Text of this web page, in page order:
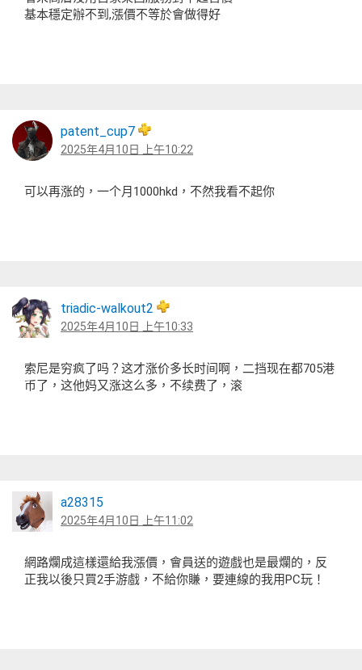
基本穩定辦不到,漲價不等於會做得好
patent_cup7
2025年4月10日 上午10:22
可以再涨的，一个月1000hkd，不然我看不起你
triadic-walkout2
2025年4月10日 上午10:33
索尼是穷疯了吗？这才涨价多长时间啊，二挡现在都705港
币了，这他妈又涨这么多，不续费了，滚
a28315
2025年4月10日 上午11:02
網路爛成這樣還給我漲價，會員送的遊戲也是最爛的，反
正我以後只買2手游戲，不給你賺，要連線的我用PC玩！